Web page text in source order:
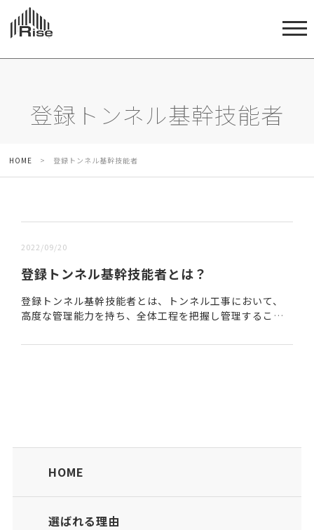
登録トンネル基幹技能者
HOME > 登録トンネル基幹技能者
2022/09/20
登録トンネル基幹技能者とは？
登録トンネル基幹技能者とは、トンネル工事において、
高度な管理能力を持ち、全体工程を把握し管理すること
業において主任技術者・専任技術者になれるメリットが...
HOME
選ばれる理由